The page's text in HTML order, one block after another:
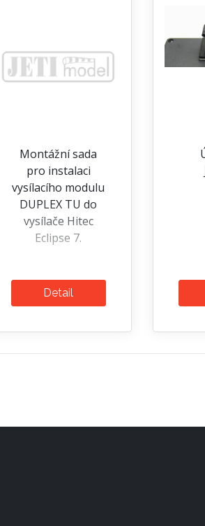
Montážní sada
pro instalaci
vysílacího modulu
DUPLEX TU do
vysílače Hitec
Eclipse 7.
Detail